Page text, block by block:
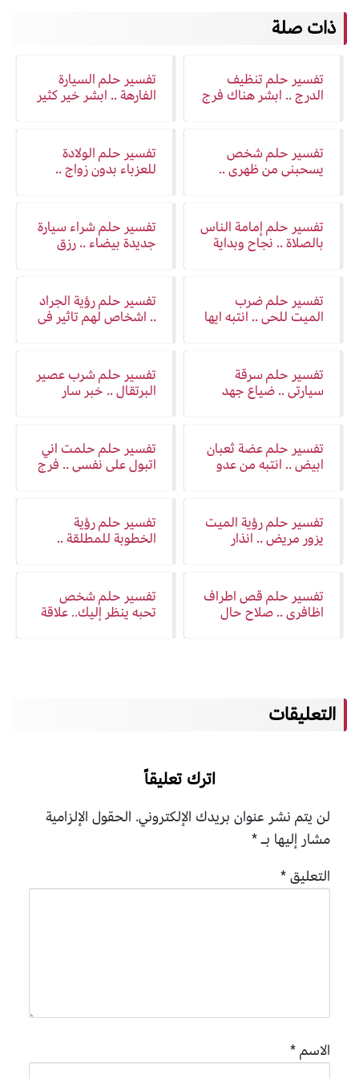
ذات صلة
تفسير حلم تنظيف
الدرج .. ابشر هناك فرج
تفسير حلم السيارة
الفارهة .. ابشر خير كثير
تفسير حلم شخص
يسحبني من ظهري ..
تفسير حلم الولادة
للعزباء بدون زواج ..
تفسير حلم إمامة الناس
بالصلاة .. نجاح وبداية
تفسير حلم شراء سيارة
جديدة بيضاء .. رزق
تفسير حلم ضرب
الميت للحي .. انتبه ايها
تفسير حلم رؤية الجراد
.. اشخاص لهم تاثير في
تفسير حلم سرقة
سيارتي .. ضياع جهد
تفسير حلم شرب عصير
البرتقال .. خبر سار
تفسير حلم عضة ثعبان
ابيض .. انتبه من عدو
تفسير حلم حلمت اني
اتبول على نفسي .. فرج
تفسير حلم رؤية الميت
يزور مريض .. انذار
تفسير حلم رؤية
الخطوبة للمطلقة ..
تفسير حلم قص اطراف
اظافري .. صلاح حال
تفسير حلم شخص
تحبه ينظر إليك.. علاقة
التعليقات
اترك تعليقاً
لن يتم نشر عنوان بريدك الإلكتروني. الحقول الإلزامية
مشار إليها بـ*
التعليق*
الاسم*